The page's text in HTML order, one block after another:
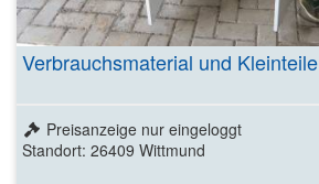
Verbrauchsmaterial und Kleinteile
Preisanzeige nur eingeloggt
Standort: 26409 Wittmund